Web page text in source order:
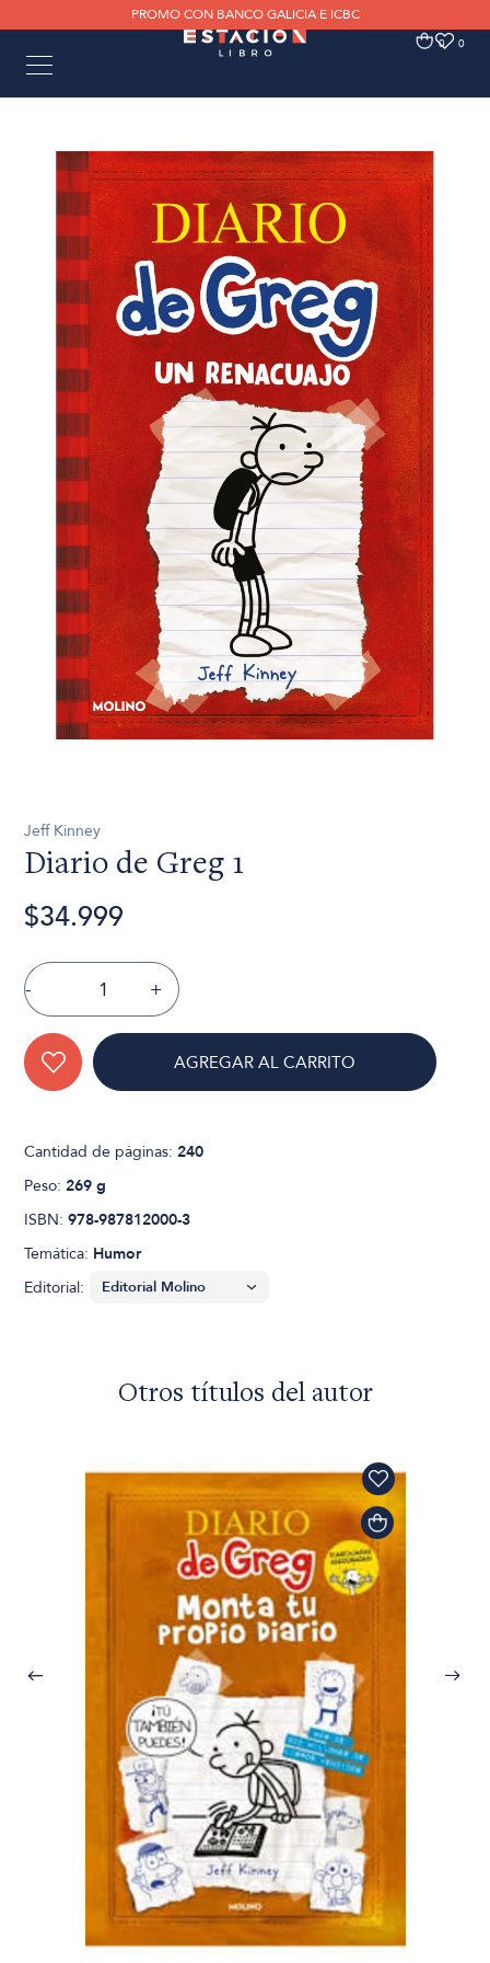
PROMO CON BANCO GALICIA E ICBC
0 0
Jeff Kinney
Diario de Greg 1
$34.999
- +
AGREGAR AL CARRITO
Cantidad de páginas:240
Peso:269 g
ISBN:978-987812000-3
Temática: Humor
Editorial:
Otros títulos del autor